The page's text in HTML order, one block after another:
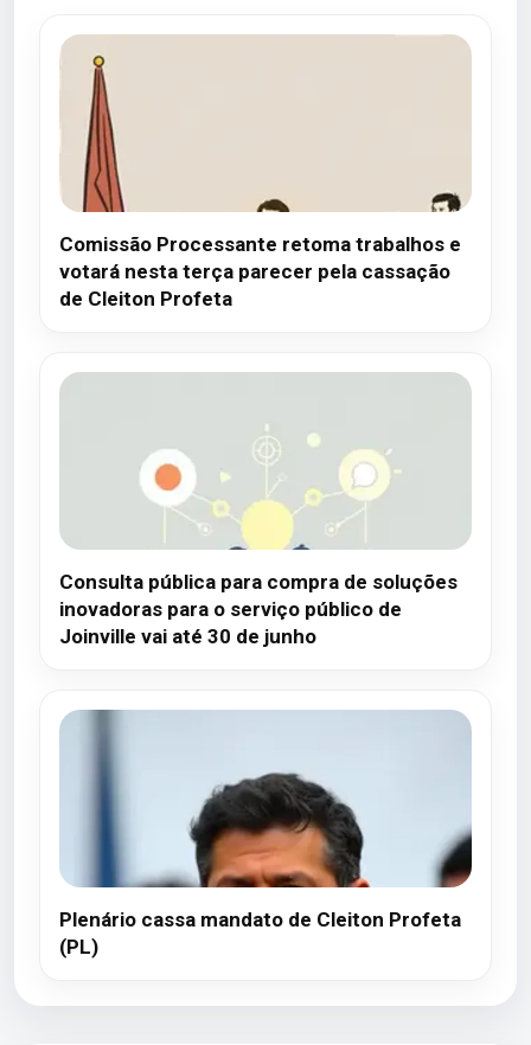
Comissão Processante retoma trabalhos e
votará nesta terça parecer pela cassação
de Cleiton Profeta
Consulta pública para compra de soluções
inovadoras para o serviço público de
Joinville vai até 30 de junho
Plenário cassa mandato de Cleiton Profeta
(PL)